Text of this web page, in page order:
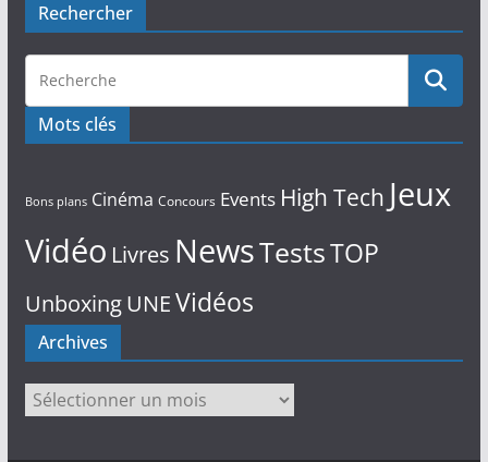
Rechercher
Mots clés
Bons plans Cinéma Concours Events High Tech Jeux
Vidéo Livres NewsTestsTOP
UnboxingUNEVidéos
Archives
Archives